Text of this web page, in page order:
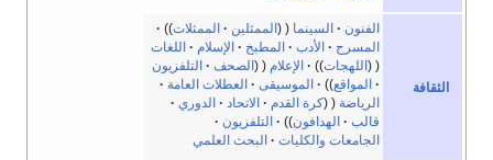
الثقافة
الفنون السينما الممثلين
الممثلات
المسرح
الأدب المطبخ الإسلام
اللغات
اللهجات
الإعلام الصحف
التلفزيون
المواقع
الموسيقى
العطلات العامة
الرياضة
كرة القدم الاتحاد
الدوري
قالب
الهدافون
التلفزيون
الجامعات والكليات
البحث العلمي